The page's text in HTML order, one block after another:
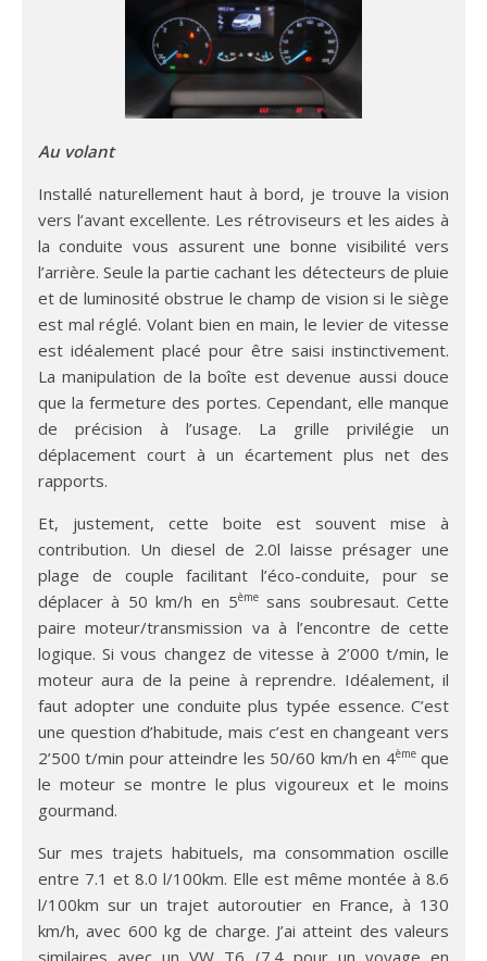
Au volant
Installé naturellement haut à bord, je trouve la vision
vers l’avant excellente. Les rétroviseurs et les aides à
la conduite vous assurent une bonne visibilité vers
l’arrière. Seule la partie cachant les détecteurs de pluie
et de luminosité obstrue le champ de vision si le siège
est mal réglé. Volant bien en main, le levier de vitesse
est idéalement placé pour être saisi instinctivement.
La manipulation de la boîte est devenue aussi douce
que la fermeture des portes. Cependant, elle manque
de précision à l’usage. La grille privilégie un
déplacement court à un écartement plus net des
rapports.
Et, justement, cette boite est souvent mise à
contribution. Un diesel de 2.0l laisse présager une
plage de couple facilitant l’éco-conduite, pour se
déplacer à 50 km/h en 5èmesans soubresaut. Cette
paire moteur/transmission va à l’encontre de cette
logique. Si vous changez de vitesse à 2’000 t/min, le
moteur aura de la peine à reprendre. Idéalement, il
faut adopter une conduite plus typée essence. C’est
une question d’habitude, mais c’est en changeant vers
2’500 t/min pour atteindre les 50/60 km/h en 4èmeque
le moteur se montre le plus vigoureux et le moins
gourmand.
Sur mes trajets habituels, ma consommation oscille
entre 7.1 et 8.0 l/100km. Elle est même montée à 8.6
l/100km sur un trajet autoroutier en France, à 130
km/h, avec 600 kg de charge. J’ai atteint des valeurs
similaires avec un VW T6 (7.4 pour un voyage en